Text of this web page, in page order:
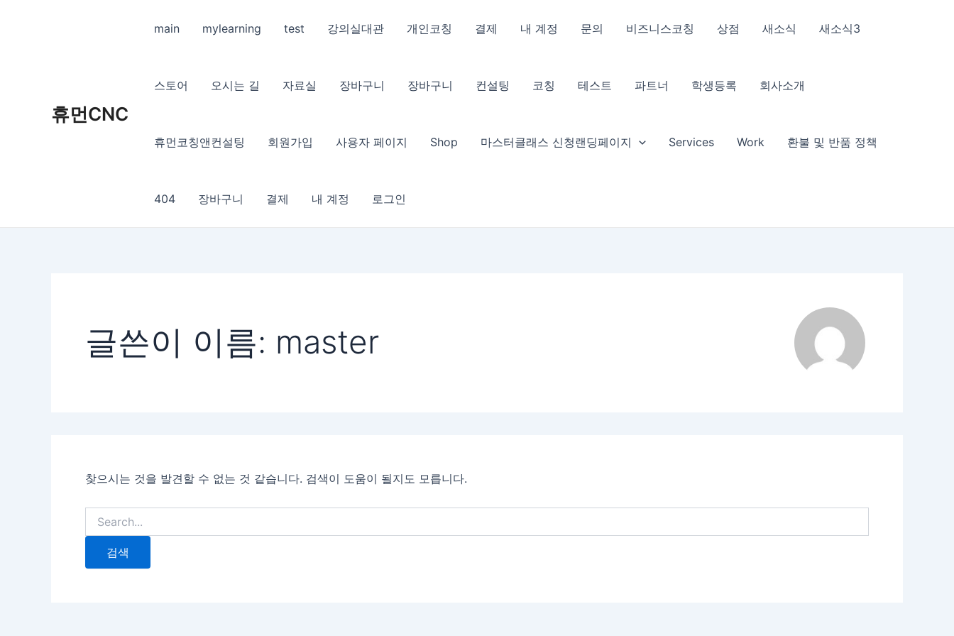
휴먼CNC
main mylearning test 강의실대관 개인코칭 결제 내 계정 문의 비즈니스코칭 상점 새소식 새소식3
스토어 오시는 길 자료실 장바구니 장바구니 컨설팅 코칭 테스트 파트너 학생등록 회사소개
휴먼코칭앤컨설팅 회원가입 사용자 페이지 Shop 마스터클래스 신청랜딩페이지 Services Work 환불 및 반품 정책
404 장바구니 결제 내 계정 로그인
글쓴이 이름: master
찾으시는 것을 발견할 수 없는 것 같습니다. 검색이 도움이 될지도 모릅니다.
대